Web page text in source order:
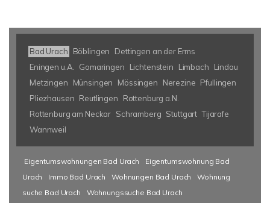
Bad Urach Böblingen
Dettingen an der Erms
Eningen u.A.
Gomaringen Lichtenstein Limbach
Lindau
Metzingen
Münsingen Mössingen Nerezine Pfullingen
Pliezhausen Reutlingen
Rottenburg a.N.
Rottenburg am Neckar Schramberg Stuttgart Tijarafe
Wannweil
Eigentumswohnungen Bad Urach
Eigentumswohnung Bad
Urach
Immo Bad Urach Wohnungen Bad Urach
Wohnung
suche Bad Urach
Wohnungssuche Bad Urach